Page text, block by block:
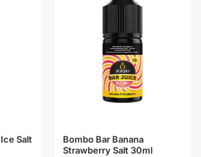
Salt
Bombo Bar Banana
Strawberry Salt 30ml